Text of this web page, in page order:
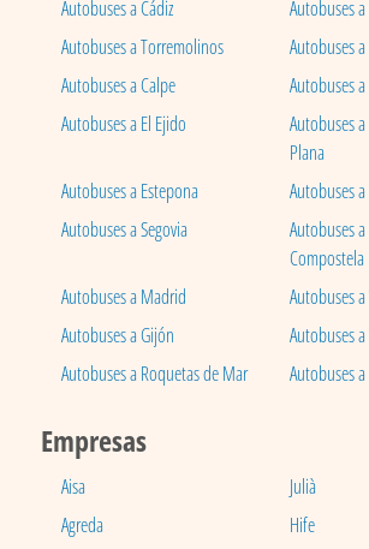
Autobuses a Cádiz
Autobuses a
Autobuses a Torremolinos
Autobuses
Autobuses a Calpe
Autobuses
Autobuses a El Ejido
Autobuses
Plana
Autobuses a Estepona
Autobuses
Autobuses a Segovia
Autobuses
Compostela
Autobuses a Madrid
Autobuses a
Autobuses a Gijón
Autobuses
Autobuses a Roquetas de Mar
Autobuses
Empresas
Aisa
Julià
Agreda
Hife